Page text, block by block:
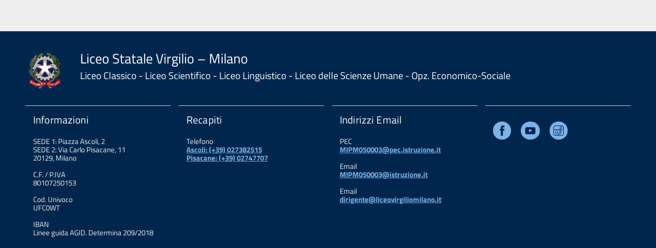
Liceo Statale Virgilio – Milano
Liceo Classico - Liceo Scientifico - Liceo Linguistico - Liceo delle Scienze Umane - Opz. Economico-Sociale
Informazioni
SEDE 1: Piazza Ascoli, 2
SEDE 2: Via Carlo Pisacane, 11
20129, Milano
C.F. / P.IVA
80107250153
Cod. Univoco
UFC0WT
IBAN
Linee guida AGID. Determina 209/2018
Recapiti
Telefono
Ascoli: (+39) 027382515
Pisacane: (+39) 02747707
Indirizzi Email
PEC
MIPM050003@pec.istruzione.it
Email
MIPM050003@istruzione.it
Email
dirigente@liceovirgiliomilano.it
Facebook Youtube